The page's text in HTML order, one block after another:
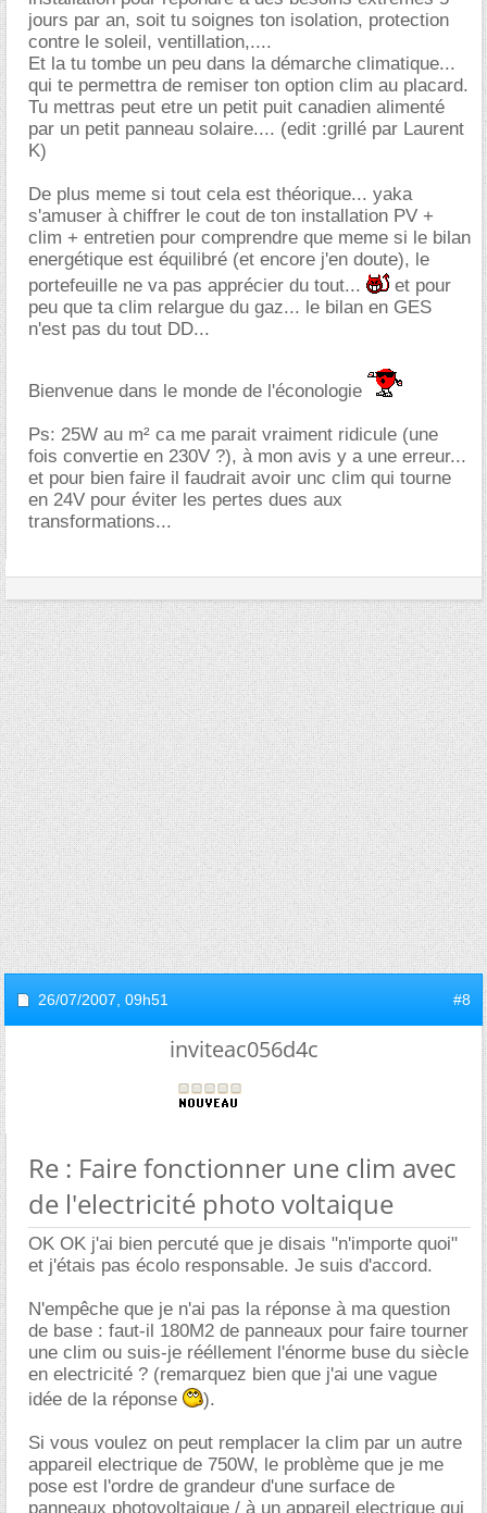
jours par an, soit tu soignes ton isolation, protection
contre le soleil, ventillation,....
Et la tu tombe un peu dans la démarche climatique...
qui te permettra de remiser ton option clim au placard.
Tu mettras peut etre un petit puit canadien alimenté
par un petit panneau solaire.... (edit :grillé par Laurent
K)
De plus meme si tout cela est théorique... yaka
s'amuser à chiffrer le cout de ton installation PV +
clim + entretien pour comprendre que meme si le bilan
energétique est équilibré (et encore j'en doute), le
portefeuille ne va pas apprécier du tout...
et pour
peu que ta clim relargue du gaz... le bilan en GES
n'est pas du tout DD...
Bienvenue dans le monde de l'éconologie
Ps: 25W au m² ca me parait vraiment ridicule (une
fois convertie en 230V ?), à mon avis y a une erreur...
et pour bien faire il faudrait avoir unc clim qui tourne
en 24V pour éviter les pertes dues aux
transformations...
26/07/2007, 09h51 #8
inviteac056d4c
Re : Faire fonctionner une clim avec
de l'electricité photo voltaique
OK OK j'ai bien percuté que je disais "n'importe quoi"
et j'étais pas écolo responsable. Je suis d'accord.
N'empêche que je n'ai pas la réponse à ma question
de base : faut-il 180M2 de panneaux pour faire tourner
une clim ou suis-je rééllement l'énorme buse du siècle
en electricité ? (remarquez bien que j'ai une vague
idée de la réponse
).
Si vous voulez on peut remplacer la clim par un autre
appareil electrique de 750W, le problème que je me
pose est l'ordre de grandeur d'une surface de
panneaux photovoltaique / à un appareil electrique qui